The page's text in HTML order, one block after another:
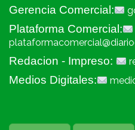
Gerencia Comercial:
Plataforma Comercial:
Redacion - Impreso:
Medios Digitales: